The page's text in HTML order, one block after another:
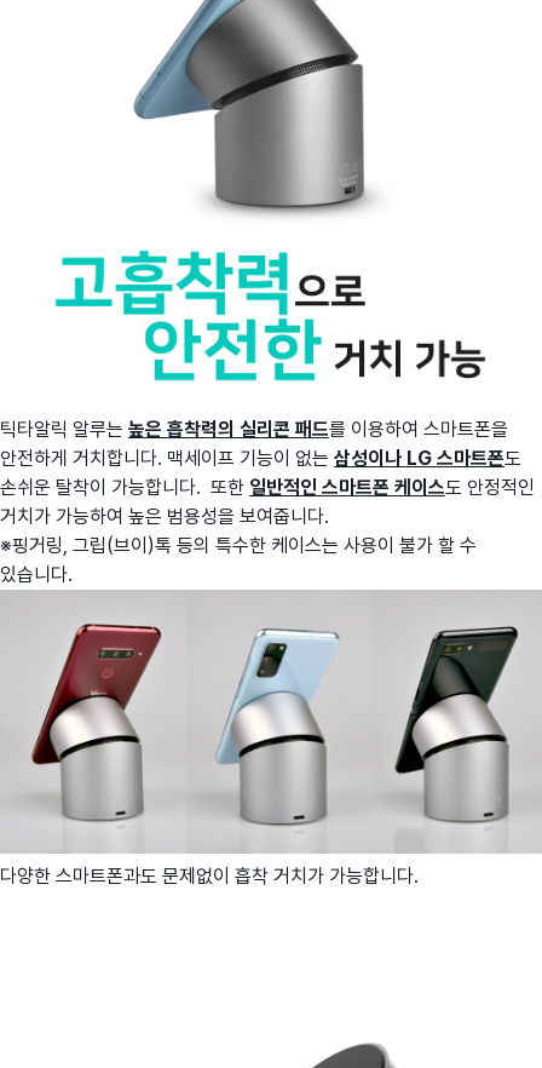
틱타알릭 알루는 높은 흡착력의 실리콘 패드를 이용하여 스마트폰을
안전하게 거치합니다. 맥세이프 기능이 없는 삼성이나 LG 스마트폰도
손쉬운 탈착이 가능합니다. 또한 일반적인 스마트폰 케이스도 안정적인
거치가 가능하여 높은 범용성을 보여줍니다.
※핑거링, 그립(브이)톡 등의 특수한 케이스는 사용이 불가 할 수
있습니다.
다양한 스마트폰과도 문제없이 흡착 거치가 가능합니다.